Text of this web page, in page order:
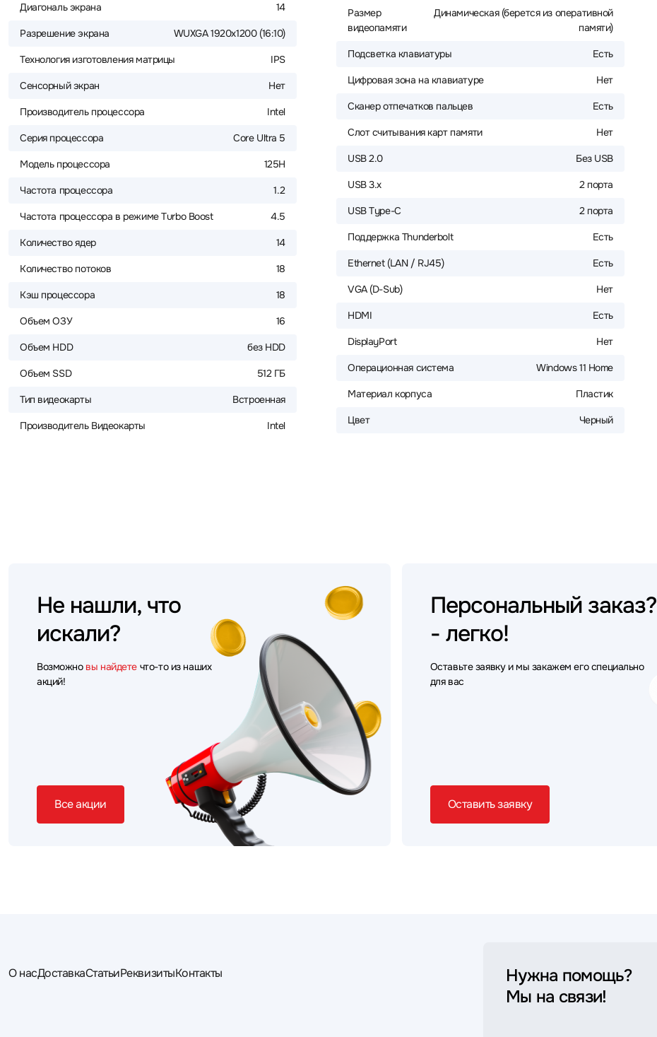
Диагональ экрана 14
Разрешение экрана WUXGA 1920x1200 (16:10)
Технология изготовления матрицы IPS
Сенсорный экран Нет
Производитель процессора Intel
Серия процессора Core Ultra 5
Модель процессора 125H
Частота процессора 1.2
Частота процессора в режиме Turbo Boost 4.5
Количество ядер 14
Количество потоков 18
Кэш процессора 18
Объем ОЗУ 16
Объем HDD без HDD
Объем SSD 512 ГБ
Тип видеокарты Встроенная
Производитель Видеокарты Intel
Размер
видеопамяти
Динамическая (берется из оперативной
памяти)
Подсветка клавиатуры Есть
Цифровая зона на клавиатуре Нет
Сканер отпечатков пальцев Есть
Слот считывания карт памяти Нет
USB 2.0 Без USB
USB 3.x 2 порта
USB Type-C 2 порта
Поддержка Thunderbolt Есть
Ethernet (LAN / RJ45) Есть
VGA (D-Sub) Нет
HDMI Есть
DisplayPort Нет
Операционная система Windows 11 Home
Материал корпуса Пластик
Цвет Черный
Не нашли, что
искали?
Возможно вы найдете что-то из наших
акций!
Все акции
Персональный заказ?
- легко!
Оставьте заявку и мы закажем его специально
для вас
Оставить заявку
О насДоставкаСтатьиРеквизитыКонтакты
Нужна помощь?
Мы на связи!